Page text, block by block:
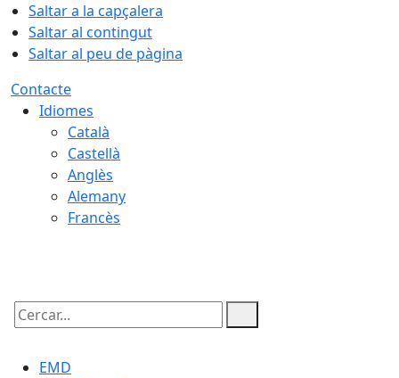
Saltar a la capçalera
Saltar al contingut
Saltar al peu de pàgina
Contacte
Idiomes
Català
Castellà
Anglès
Alemany
Francès
Cercar:
EMD